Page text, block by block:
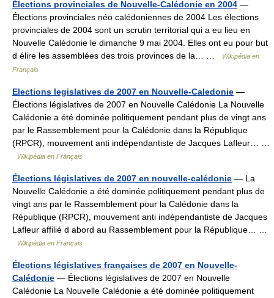
Élections provinciales de Nouvelle-Calédonie en 2004 —
Élections provinciales néo calédoniennes de 2004 Les élections
provinciales de 2004 sont un scrutin territorial qui a eu lieu en
Nouvelle Calédonie le dimanche 9 mai 2004. Elles ont eu pour but
d élire les assemblées des trois provinces de la… …
Wikipédia en
Français
Elections legislatives de 2007 en Nouvelle-Caledonie —
Élections législatives de 2007 en Nouvelle Calédonie La Nouvelle
Calédonie a été dominée politiquement pendant plus de vingt ans
par le Rassemblement pour la Calédonie dans la République
(RPCR), mouvement anti indépendantiste de Jacques Lafleur… …
Wikipédia en Français
Élections législatives de 2007 en nouvelle-calédonie — La
Nouvelle Calédonie a été dominée politiquement pendant plus de
vingt ans par le Rassemblement pour la Calédonie dans la
République (RPCR), mouvement anti indépendantiste de Jacques
Lafleur affilié d abord au Rassemblement pour la République… …
Wikipédia en Français
Élections législatives françaises de 2007 en Nouvelle-
Calédonie — Élections législatives de 2007 en Nouvelle
Calédonie La Nouvelle Calédonie a été dominée politiquement